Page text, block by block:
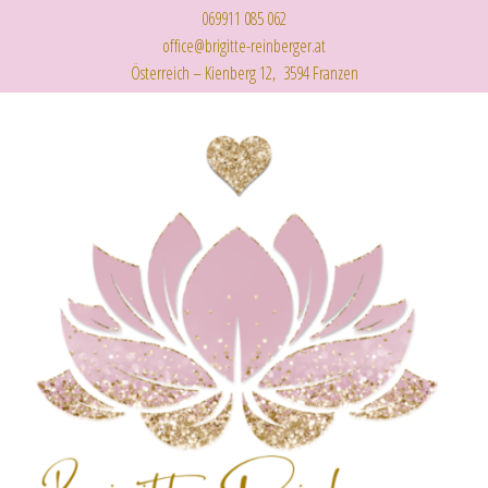
069911 085 062
office@brigitte-reinberger.at
Österreich – Kienberg 12, 3594 Franzen